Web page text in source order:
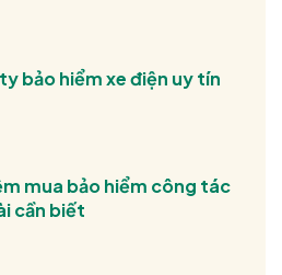
bảo hiểm xe điện uy tín
mua bảo hiểm công tác
cần biết